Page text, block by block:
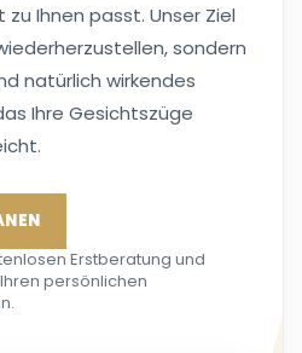
Ihnen passt. Unser Ziel
sondern
natürlich wirkendes
Ihre Gesichtszüge
Erstberatung und
persönlichen